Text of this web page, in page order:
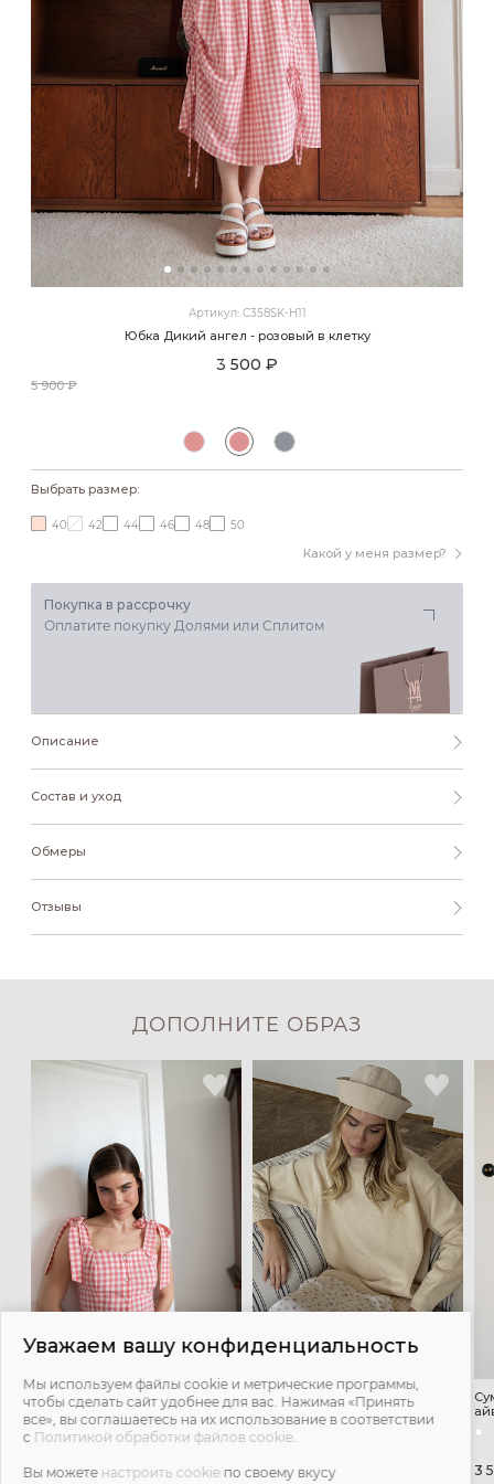
Артикул: C358SK-H11
Юбка Дикий ангел - розовый в клетку
3 500 ₽
5 900 ₽
Выбрать размер:
Какой у меня размер?
40 42 44 46 48 50
Покупка в рассрочку
Оплатите покупку Долями или Сплитом
Описание
Состав и уход
Обмеры
Отзывы
ДОПОЛНИТЕ ОБРАЗ
Топ Дикий ангел для
беременных и кормящих мам -
розовый в клетку
2 500 ₽ 3 900 ₽
Джемпер Париж для
беременных и кормящих мам -
кремовый
9 800 ₽ 3
Уважаем вашу конфиденциальность
Мы используем файлы cookie и метрические программы,
чтобы сделать сайт удобнее для вас. Нажимая «Принять
все», вы соглашаетесь на их использование в соответствии
с Политикой обработки файлов cookie.
Вы можете настроить cookie по своему вкусу